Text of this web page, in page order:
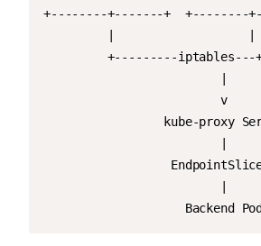
+--------+-------+  +--------
+---------
                         v
kube-proxy
Backend